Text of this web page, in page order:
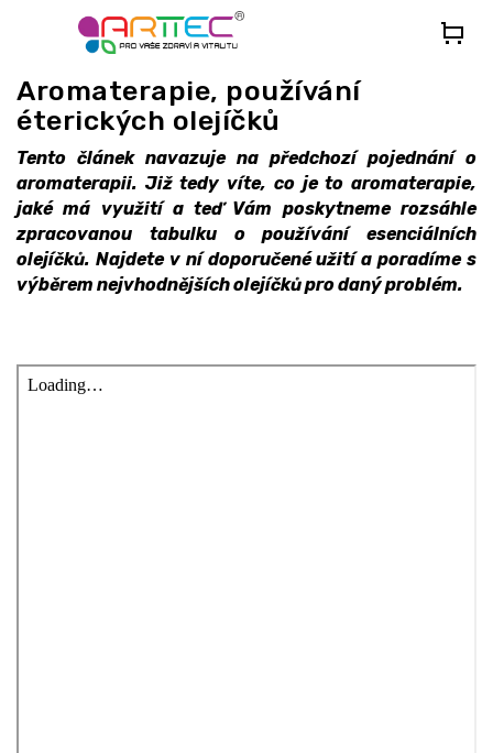
Aromaterapie, používání
éterických olejíčků
Tento článek navazuje na předchozí pojednání o
aromaterapii. Již tedy víte, co je to aromaterapie,
jaké má využití a teď Vám poskytneme rozsáhle
zpracovanou tabulku o používání esenciálních
olejíčků. Najdete v ní doporučené užití a poradíme s
výběrem nejvhodnějších olejíčků pro daný problém.